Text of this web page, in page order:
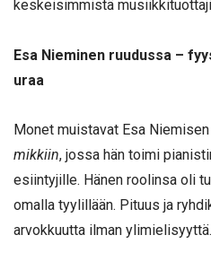
keskeisimmistä
Esa Nieminen ruudussa –
uraa
Monet muistavat Esa
mikkiin, jossa hän toimi
esiintyjille. Hänen roolinsa oli
omalla tyylillään. Pituus ja
arvokkuutta ilman ylimielisyyttä.